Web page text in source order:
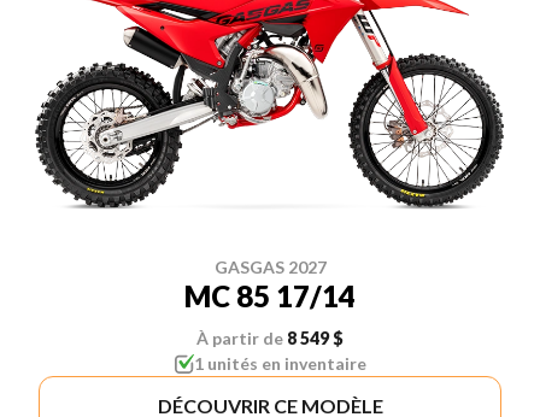
GASGAS 2027
MC 85 17/14
À partir de 8 549 $
1 unités en inventaire
DÉCOUVRIR CE MODÈLE